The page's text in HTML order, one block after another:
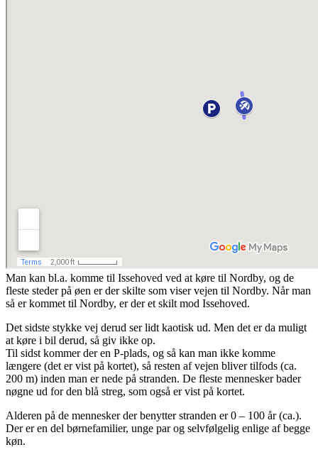
Man kan bl.a. komme til Issehoved ved at køre til Nordby, og de
fleste steder på øen er der skilte som viser vejen til Nordby. Når man
så er kommet til Nordby, er der et skilt mod Issehoved.
Det sidste stykke vej derud ser lidt kaotisk ud. Men det er da muligt
at køre i bil derud, så giv ikke op.
Til sidst kommer der en P-plads, og så kan man ikke komme
længere (det er vist på kortet), så resten af vejen bliver tilfods (ca.
200 m) inden man er nede på stranden. De fleste mennesker bader
nøgne ud for den blå streg, som også er vist på kortet.
Alderen på de mennesker der benytter stranden er 0 – 100 år (ca.).
Der er en del børnefamilier, unge par og selvfølgelig enlige af begge
køn.